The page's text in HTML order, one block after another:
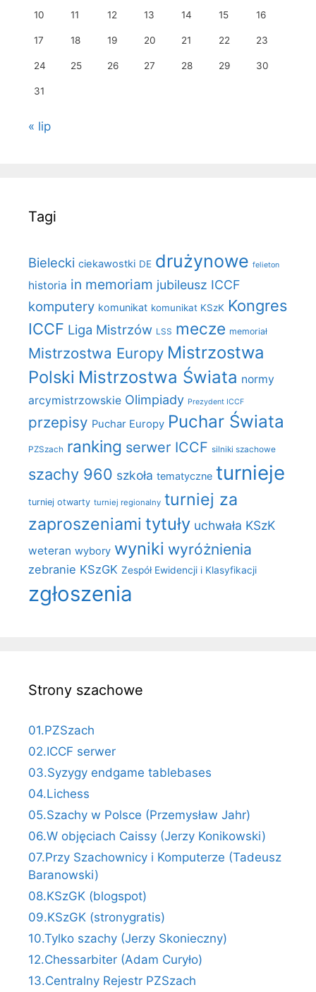
10 11 12 13 14 15 16
17 18 19 20 21 22 23
24 25 26 27 28 29 30
31
« lip
Tagi
Bielecki ciekawostki DE drużynowe felieton
historia in memoriam jubileusz ICCF
komputery komunikat komunikat KSzK Kongres
ICCF Liga Mistrzów LSS mecze memoriał
Mistrzostwa Europy Mistrzostwa
Polski Mistrzostwa Świata normy
arcymistrzowskie Olimpiady Prezydent ICCF
przepisy Puchar Europy Puchar Świata
PZSzach ranking serwer ICCF silniki szachowe
szachy 960 szkoła tematyczne turnieje
turniej otwarty turniej regionalny turniej za
zaproszeniami tytuły uchwała KSzK
weteran wybory wyniki wyróżnienia
zebranie KSzGK Zespół Ewidencji i Klasyfikacji
zgłoszenia
Strony szachowe
01.PZSzach
02.ICCF serwer
03.Syzygy endgame tablebases
04.Lichess
05.Szachy w Polsce (Przemysław Jahr)
06.W objęciach Caissy (Jerzy Konikowski)
07.Przy Szachownicy i Komputerze (Tadeusz
Baranowski)
08.KSzGK (blogspot)
09.KSzGK (stronygratis)
10.Tylko szachy (Jerzy Skonieczny)
12.Chessarbiter (Adam Curyło)
13.Centralny Rejestr PZSzach